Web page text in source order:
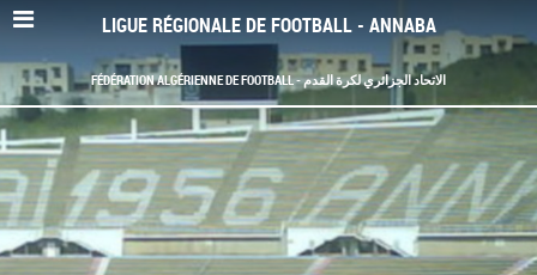
LIGUE RÉGIONALE DE FOOTBALL - ANNABA
FÉDÉRATION ALGÉRIENNE DE FOOTBALL - الاتحاد الجزائري لكرة القدم